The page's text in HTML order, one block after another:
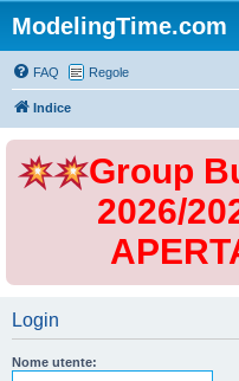
ModelingTime.com
FAQ Regole
Indice
Group
2026/
Login
Nome utente: